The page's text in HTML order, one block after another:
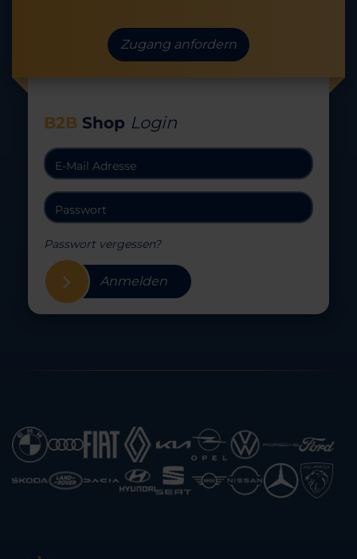
Zugang anfordern
B2B Shop Login
Passwort vergessen?
Anmelden